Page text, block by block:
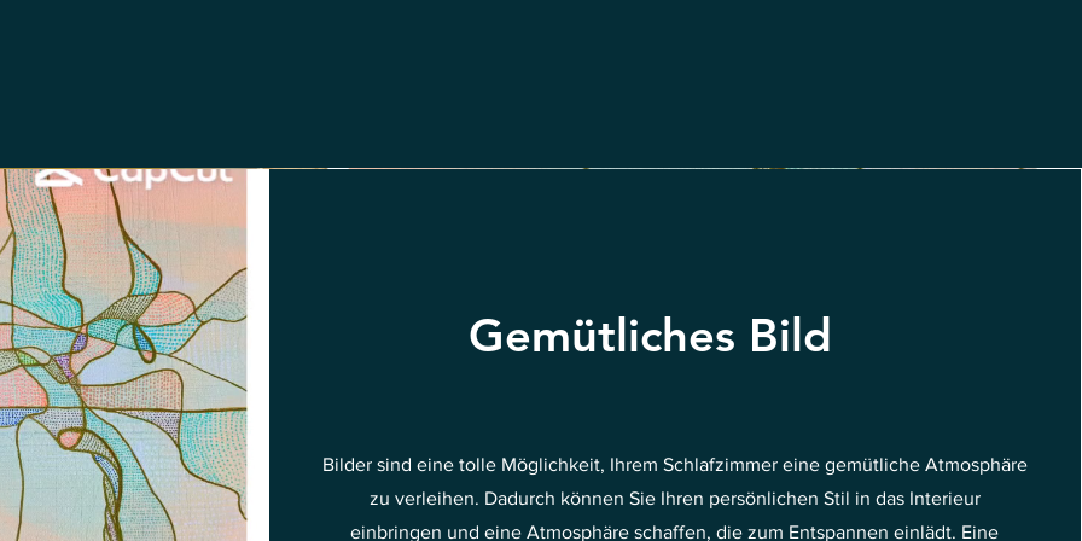
Gemütliches Bild
Bilder sind eine tolle Möglichkeit, Ihrem Schlafzimmer eine gemütliche Atmosphäre
zu verleihen. Dadurch können Sie Ihren persönlichen Stil in das Interieur
einbringen und eine Atmosphäre schaffen, die zum Entspannen einlädt. Eine